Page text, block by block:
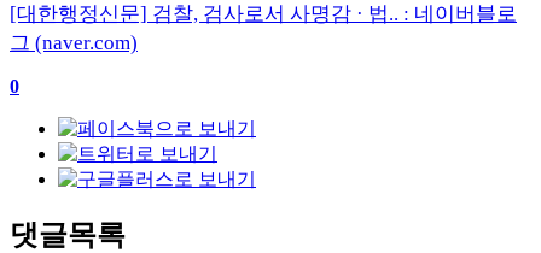
[대한행정신문] 검찰, 검사로서 사명감 · 법.. : 네이버블로
그 (naver.com)
0
댓글목록